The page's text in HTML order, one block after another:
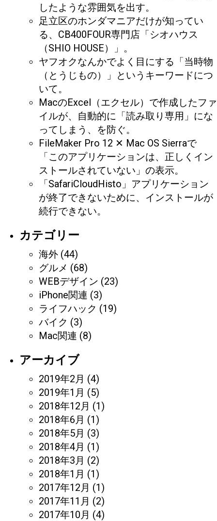
したような雰囲気を出す。
足立区のホンダマニアだけが知ってい
る、CB400FOUR専門店「シオハウス
（SHIO HOUSE）」。
ヤフオクなんかでよく目にする「当時物
（とうじもの）」というキーワードにつ
いて。
MacのExcel（エクセル）で作成したファ
イルが、自動的に「読み取り専用」にな
ってしまう、を防ぐ。
FileMaker Pro 12 ✕ Mac OS Sierraで
「このアプリケーションは、正しくイン
ストールされていない」の表示。
「SafariCloudHisto」アプリケーション
が終了できないために、インストールが
続行できない。
カテゴリー
海外 (44)
グルメ (68)
WEBデザイン (23)
iPhone関連 (3)
ライフハック (19)
バイク (3)
Mac関連 (8)
アーカイブ
2019年2月 (4)
2019年1月 (5)
2018年12月 (1)
2018年6月 (1)
2018年5月 (3)
2018年4月 (1)
2018年3月 (2)
2018年1月 (1)
2017年12月 (1)
2017年11月 (2)
2017年10月 (4)